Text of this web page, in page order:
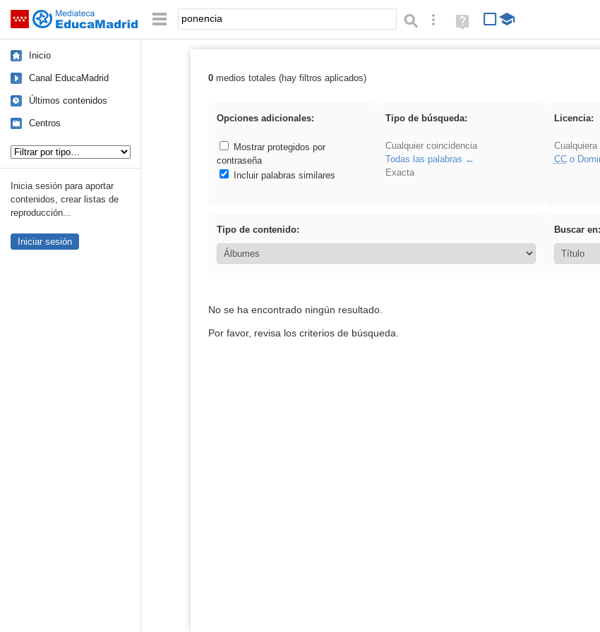
Saltar navegación Palabra o frase: Búsqueda avanzada
Ayuda
(en
Inicio
Canal EducaMadrid
Últimos contenidos
Centros
Inicia sesión para aportar
contenidos, crear listas de
reproducción...
Iniciar sesión
Resultados de: ponencia
0medios totales (hay filtros aplicados)
Opciones adicionales:
Mostrar protegidos por
contraseña
Incluir palabras similares
Tipo de búsqueda:
Cualquier coincidencia
Todas las palabras
Exacta
Licencia:
Cualquiera
CCo
Tipo de contenido: Buscar en:
No se ha encontrado ningún resultado.
Por favor, revisa los criterios de búsqueda.